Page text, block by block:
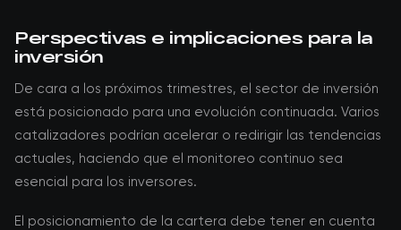
Perspectivas e implicaciones para la
inversión
De cara a los próximos trimestres, el sector de inversión
está posicionado para una evolución continuada. Varios
catalizadores podrían acelerar o redirigir las tendencias
actuales, haciendo que el monitoreo continuo sea
esencial para los inversores.
El posicionamiento de la cartera debe tener en cuenta